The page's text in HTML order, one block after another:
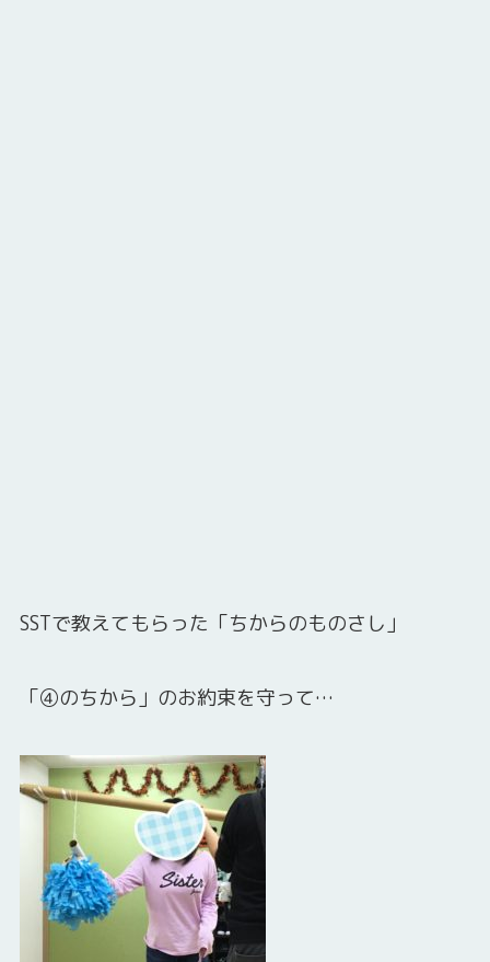
SSTで教えてもらった「ちからのものさし」
「④のちから」のお約束を守って…